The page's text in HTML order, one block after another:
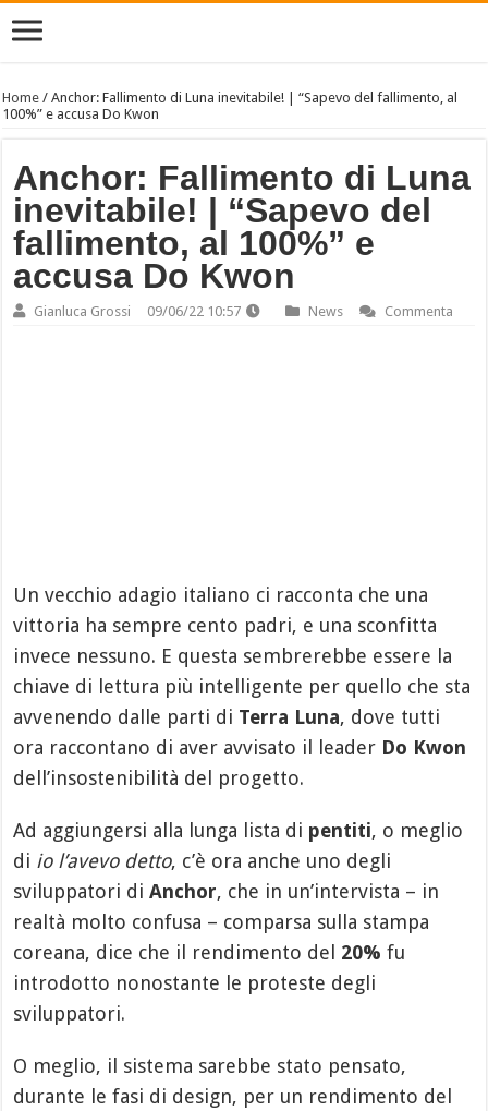
Home /Anchor: Fallimento di Luna inevitabile! | “Sapevo del fallimento, al
100%” e accusa Do Kwon
Anchor: Fallimento di Luna
inevitabile! | “Sapevo del
fallimento, al 100%” e
accusa Do Kwon
Gianluca Grossi 09/06/22 10:57 News Commenta
Un vecchio adagio italiano ci racconta che una
vittoria ha sempre cento padri, e una sconfitta
invece nessuno. E questa sembrerebbe essere la
chiave di lettura più intelligente per quello che sta
avvenendo dalle parti di Terra Luna, dove tutti
ora raccontano di aver avvisato il leader Do Kwon
dell’insostenibilità del progetto.
Ad aggiungersi alla lunga lista di pentiti, o meglio
di io l’avevo detto, c’è ora anche uno degli
sviluppatori diAnchor, che in un’intervista – in
realtà molto confusa – comparsa sulla stampa
coreana, dice che il rendimento del 20% fu
introdotto nonostante le proteste degli
sviluppatori.
O meglio, il sistema sarebbe stato pensato,
durante le fasi di design, per un rendimento del